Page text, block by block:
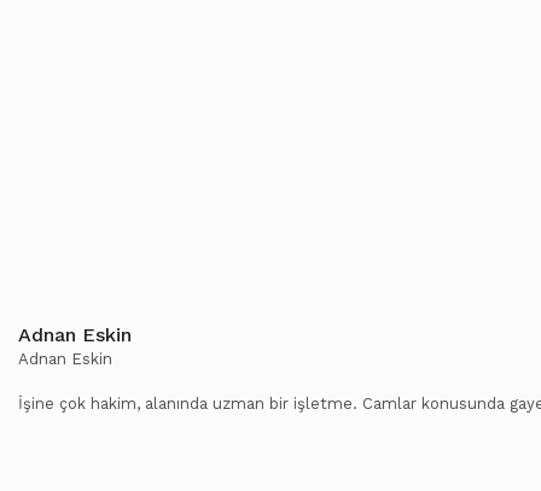
Adnan Eskin
Adnan Eskin
İşine çok hakim, alanında uzman bir işletme. Camlar konusunda